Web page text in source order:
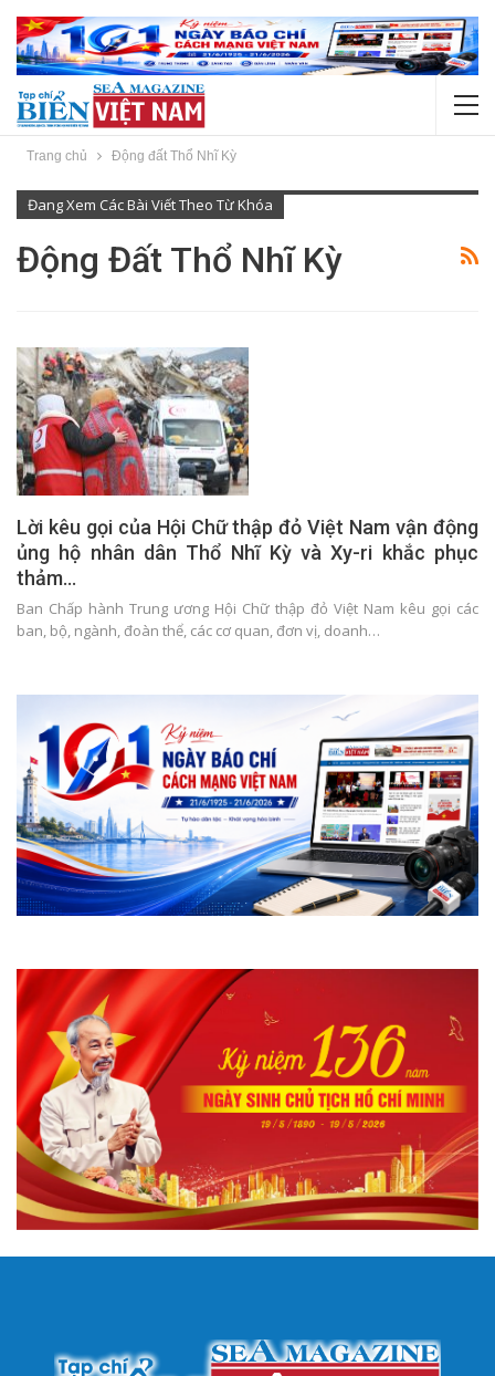
Trang chủ Động đất Thổ Nhĩ Kỳ
Đang Xem Các Bài Viết Theo Từ Khóa
Động Đất Thổ Nhĩ Kỳ
Lời kêu gọi của Hội Chữ thập đỏ Việt Nam vận động
ủng hộ nhân dân Thổ Nhĩ Kỳ và Xy-ri khắc phục
thảm…
Ban Chấp hành Trung ương Hội Chữ thập đỏ Việt Nam kêu gọi các
ban, bộ, ngành, đoàn thể, các cơ quan, đơn vị, doanh…